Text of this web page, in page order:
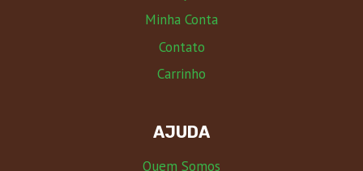
Minha Conta
Contato
Carrinho
AJUDA
Quem Somos